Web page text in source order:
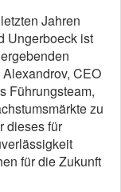
Jahren
Ungerboeck ist
CEO
Führungsteam,
zu
dieses für
für die Zukunft